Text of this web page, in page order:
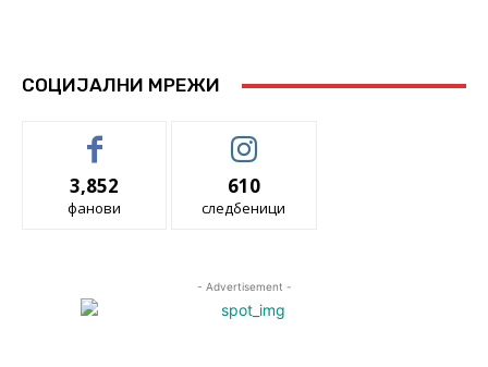
СОЦИЈАЛНИ МРЕЖИ
3,852
фанови
610
следбеници
- Advertisement -